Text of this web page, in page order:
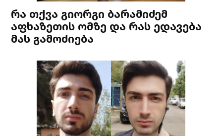
რა თქვა გიორგი ბარამიძემ
აფხაზეთის ომზე და რას ედავება
მას გამოძიება